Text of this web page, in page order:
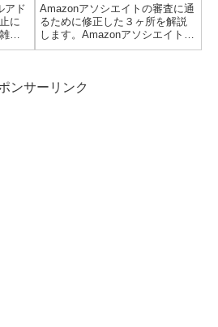
アド
に
記
50
50
Amazonアソシエイトの審査に通
るために修正した３ヶ所を解説
します。Amazonアソシエイトと
は、Amazonの商品を紹介するこ
めには審査に通る必要がありま
ンサーリンク